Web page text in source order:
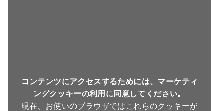
コンテンツにアクセスするためには、マーケティ
ングクッキーの利用に同意してください。
現在、お使いのブラウザではこれらのクッキーが